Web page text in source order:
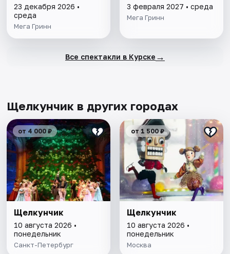
23 декабря 2026 •
среда
Мега Гринн
3 февраля 2027 • среда
Мега Гринн
Все спектакли в Курске →
Щелкунчик в других городах
от 4 000 ₽
Щелкунчик
10 августа 2026 •
понедельник
Санкт-Петербург
от 1 500 ₽
Щелкунчик
10 августа 2026 •
понедельник
Москва